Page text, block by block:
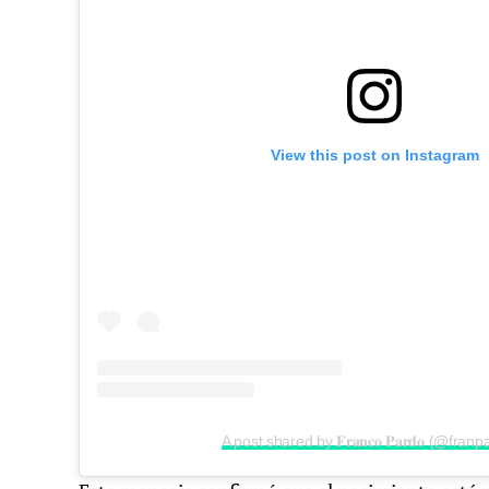
View this post on Instagram
A post shared by 𝐅𝐫𝐚𝐧𝐜𝐨 𝐏𝐚𝐫𝐝𝐨